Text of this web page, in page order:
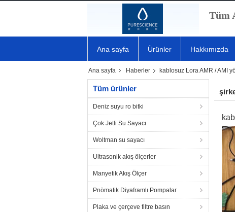
Tüm
Ana sayfa Ürünler Hakkımızda
Ana sayfa Haberler kablosuz Lora AMR / AMI
Tüm ürünler
Deniz suyu ro bitki
Çok Jetli Su Sayacı
Woltman su sayacı
Ultrasonik akış ölçerler
Manyetik Akış Ölçer
Pnömatik Diyaframlı Pompalar
Plaka ve çerçeve filtre basın